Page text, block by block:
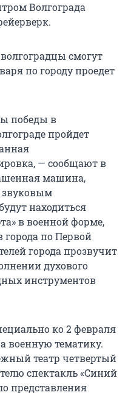
Волгограда
смогут
по городу проедет
победы в
пройдет
— сообщают в
машина,
находиться
в военной форме,
города по Первой
города прозвучит
духового
инструментов
ко 2 февраля
военную тематику.
театр четвертый
спектакль «Синий
представления